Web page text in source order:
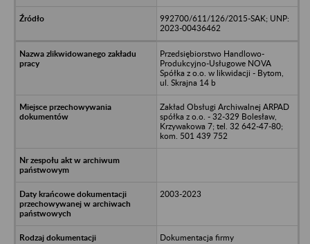
992700/611/126/2015-SAK; UNP:
2023-00436462
Przedsiębiorstwo Handlowo-
Produkcyjno-Usługowe NOVA
Spółka z o.o. w likwidacji - Bytom,
ul. Skrajna 14 b
Zakład Obsługi Archiwalnej ARPAD
spółka z o.o. - 32-329 Bolesław,
Krzywakowa 7; tel. 32 642-47-80;
kom. 501 439 752
2003-2023
Dokumentacja firmy